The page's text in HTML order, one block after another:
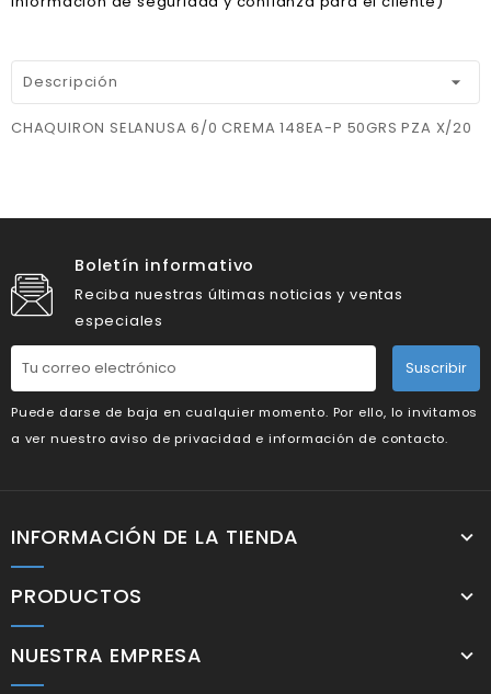
Descripción
CHAQUIRON SELANUSA 6/0 CREMA 148EA-P 50GRS PZA X/20
Boletín informativo
Reciba nuestras últimas noticias y ventas
especiales
Suscribir
Puede darse de baja en cualquier momento. Por ello, lo invitamos
a ver nuestro aviso de privacidad e información de contacto.
INFORMACIÓN DE LA TIENDA
PRODUCTOS
NUESTRA EMPRESA